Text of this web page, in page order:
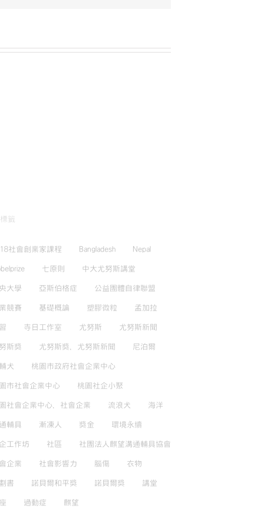
籤
社會創業家課程 Bangladesh Nepal
七原則 中大尤努斯講堂
大學 亞斯伯格症 公益團體自律聯盟
競賽 基礎概論 塑膠微粒 孟加拉
寺日工作室 尤努斯 尤努斯新聞
斯獎 尤努斯獎，尤努斯新聞 尼泊爾
犬 桃園市政府社會企業中心
市社會企業中心 桃園社企小聚
社會企業中心，社會企業 流浪犬 海洋
輔具 漸凍人 獎金 環境永續
工作坊 社區 社團法人麒望溝通輔具協會
企業 社會影響力 腦傷 衣物
書 諾貝爾和平獎 諾貝爾獎 講堂
過動症 麒望